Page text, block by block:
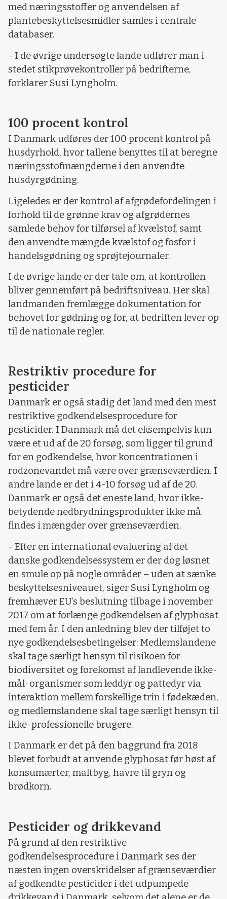
med næringsstoffer og anvendelsen af
plantebeskyttelsesmidler samles i centrale
databaser.
- I de øvrige undersøgte lande udfører man i
stedet stikprøvekontroller på bedrifterne,
forklarer Susi Lyngholm.
100 procent kontrol
I Danmark udføres der 100 procent kontrol på
husdyrhold, hvor tallene benyttes til at beregne
næringsstofmængderne i den anvendte
husdyrgødning.
Ligeledes er der kontrol af afgrødefordelingen i
forhold til de grønne krav og afgrødernes
samlede behov for tilførsel af kvælstof, samt
den anvendte mængde kvælstof og fosfor i
handelsgødning og sprøjtejournaler.
I de øvrige lande er der tale om, at kontrollen
bliver gennemført på bedriftsniveau. Her skal
landmanden fremlægge dokumentation for
behovet for gødning og for, at bedriften lever op
til de nationale regler.
Restriktiv procedure for
pesticider
Danmark er også stadig det land med den mest
restriktive godkendelsesprocedure for
pesticider. I Danmark må det eksempelvis kun
være et ud af de 20 forsøg, som ligger til grund
for en godkendelse, hvor koncentrationen i
rodzonevandet må være over grænseværdien. I
andre lande er det i 4-10 forsøg ud af de 20.
Danmark er også det eneste land, hvor ikke-
betydende nedbrydningsprodukter ikke må
findes i mængder over grænseværdien.
- Efter en international evaluering af det
danske godkendelsessystem er der dog løsnet
en smule op på nogle områder – uden at sænke
beskyttelsesniveauet, siger Susi Lyngholm og
fremhæver EU’s beslutning tilbage i november
2017 om at forlænge godkendelsen af glyphosat
med fem år. I den anledning blev der tilføjet to
nye godkendelsesbetingelser: Medlemslandene
skal tage særligt hensyn til risikoen for
biodiversitet og forekomst af landlevende ikke-
mål-organismer som leddyr og pattedyr via
interaktion mellem forskellige trin i fødekæden,
og medlemslandene skal tage særligt hensyn til
ikke-professionelle brugere.
I Danmark er det på den baggrund fra 2018
blevet forbudt at anvende glyphosat før høst af
konsumærter, maltbyg, havre til gryn og
brødkorn.
Pesticider og drikkevand
På grund af den restriktive
godkendelsesprocedure i Danmark ses der
næsten ingen overskridelser af grænseværdier
af godkendte pesticider i det udpumpede